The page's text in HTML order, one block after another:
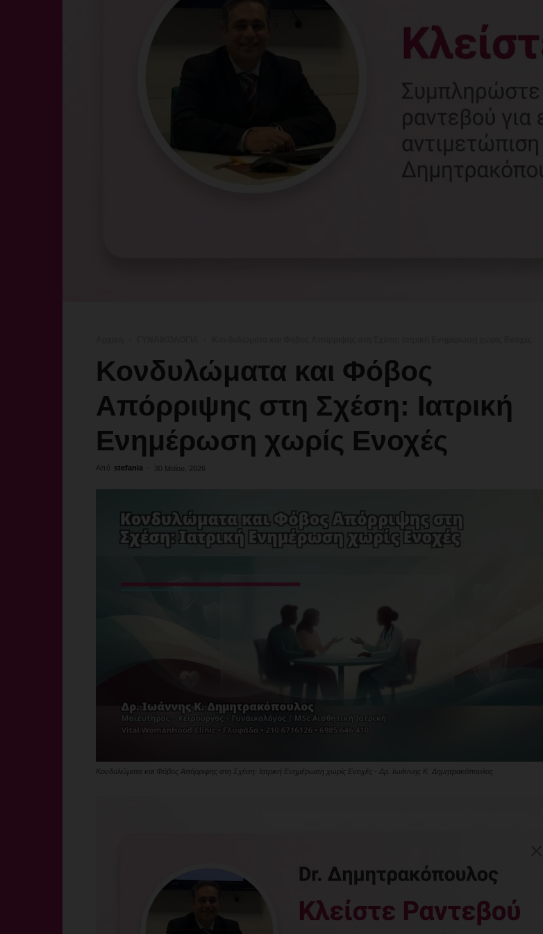
Γυναικολόγος
Γλυφάδα
Κονδυλώματα και Φόβος
Απόρριψης στη Σχέση: Ιατρική
Ενημέρωση χωρίς Ενοχές
Από stefania - 30 Μαΐου, 2026
Κονδυλώματα και Φόβος Απόρριψης στη Σχέση: Ιατρική Ενημέρωση χωρίς Ενοχές - Δρ. Ιωάννης Κ. Δημητρακόπουλος